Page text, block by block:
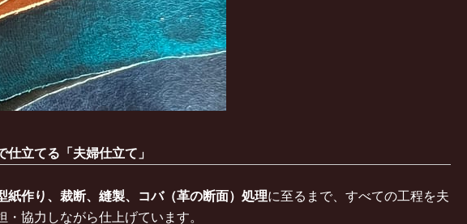
仕立てる「夫婦仕立て」
紙作り、裁断、縫製、コバ（革の断面）処理に至るまで、すべての工程を夫
・協力しながら仕上げています。